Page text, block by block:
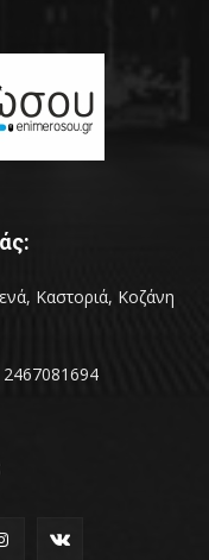
Καστοριά, Κοζάνη
2467081694